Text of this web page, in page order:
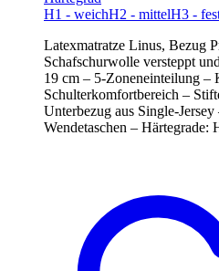
H1 - weichH2 - mittelH3 -
Latexmatratze Linus, Bezug
Schafschurwolle versteppt
19 cm – 5-Zoneneinteilung –
Schulterkomfortbereich –
Unterbezug aus Single-
Wendetaschen – Härtegrade: